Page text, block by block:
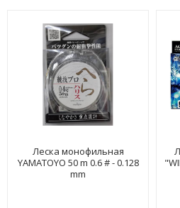
Леска монофильная
YAMATOYO 50 m 0.6 # - 0.128
mm